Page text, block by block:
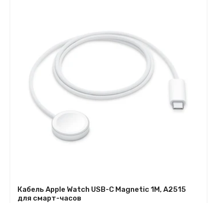
Кабель Apple Watch USB-C Magnetic 1M, A2515
для смарт-часов